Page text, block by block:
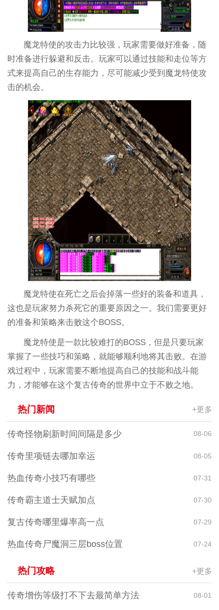
魔龙特使的攻击力比较强，玩家需要做好准备，随
时准备进行躲避和反击。玩家可以通过技能和走位等方
式来提高自己的生存能力，尽可能减少受到魔龙特使攻
击的机会。
魔龙特使在死亡之后会掉落一些好的装备和道具，
这也是玩家努力杀死它的重要原因之一。我们需要更好
的准备和策略来击败这个BOSS。
魔龙特使是一款比较难打的BOSS，但是只要玩家
掌握了一些技巧和策略，就能够顺利地将其击败。在游
戏过程中，玩家需要不断地提高自己的技能和战斗能
力，才能够在这个复古传奇的世界中立于不败之地。
热门新闻 +更多
传奇怪物刷新时间间隔是多少 08-06
传奇里项链去哪加幸运 08-05
热血传奇小技巧有哪些 07-31
传奇霸主道士天赋加点 07-30
复古传奇哪里爆率高一点 07-29
热血传奇尸魔洞三层boss位置 07-24
热门攻略 +更多
传奇增伤等级打不下去最简单方法 08-01